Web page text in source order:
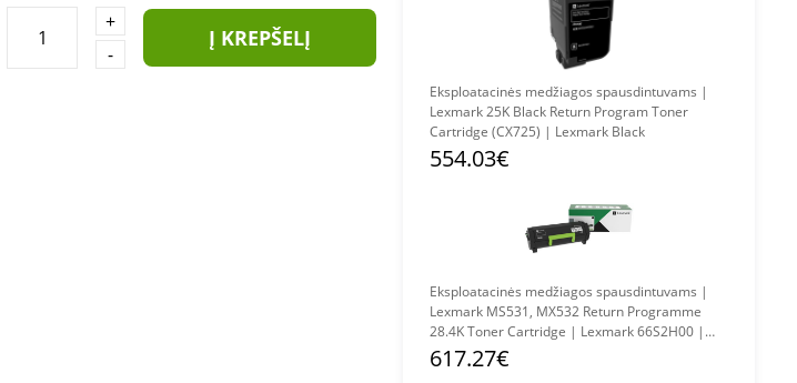
+
-
Į KREPŠELĮ
Eksploatacinės medžiagos spausdintuvams |
Lexmark 25K Black Return Program Toner
Cartridge (CX725) | Lexmark Black
554.03€
Eksploatacinės medžiagos spausdintuvams |
Lexmark MS531, MX532 Return Programme
28.4K Toner Cartridge | Lexmark 66S2H00 |
Cartridge CollecReturn Program (LRP) | Toner
cartridge | Black & white
617.27€